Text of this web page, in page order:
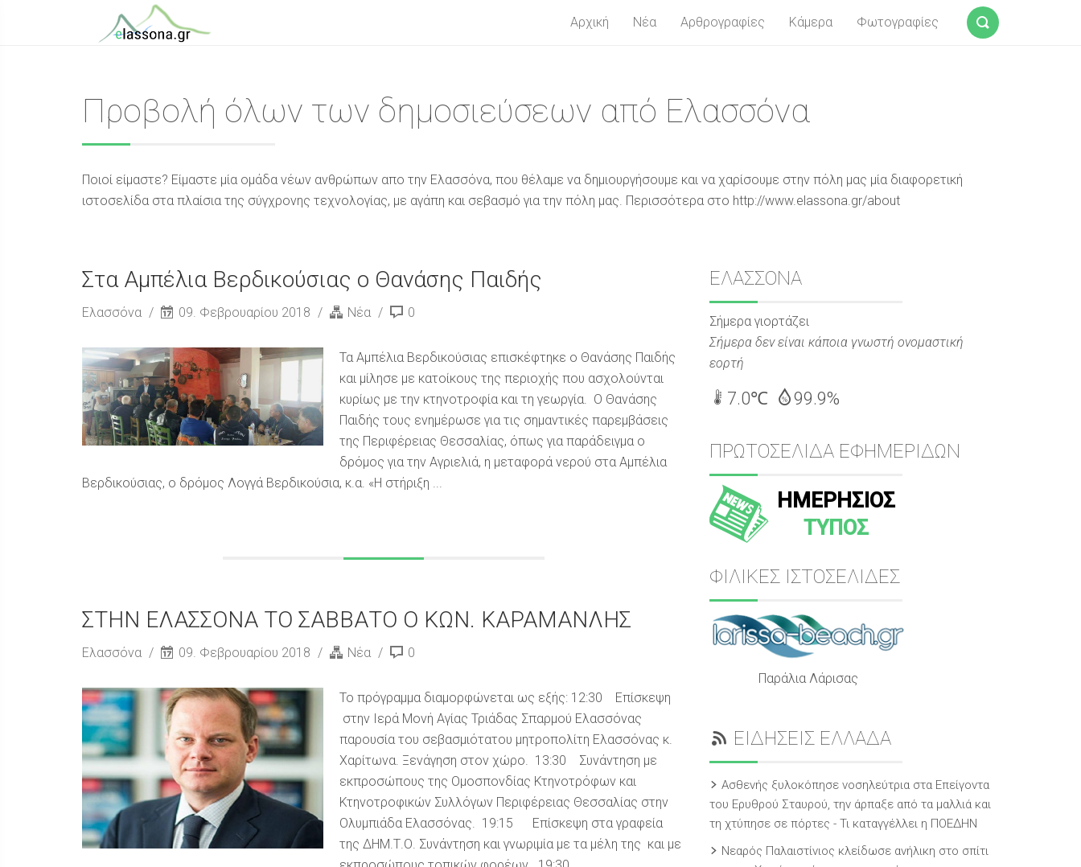
Αρχική Νέα Αρθρογραφίες Κάμερα Φωτογραφίες
Προβολή όλων των δημοσιεύσεων από Ελασσόνα
Ποιοί είμαστε? Είμαστε μία ομάδα νέων ανθρώπων απο την Ελασσόνα, που θέλαμε να δημιουργήσουμε και να χαρίσουμε στην πόλη μας μία διαφορετική
ιστοσελίδα στα πλαίσια της σύγχρονης τεχνολογίας, με αγάπη και σεβασμό για την πόλη μας. Περισσότερα στο http://www.elassona.gr/about
Στα Αμπέλια Βερδικούσιας ο Θανάσης Παιδής
Ελασσόνα 09. Φεβρουαρίου 2018 Νέα 0
Τα Αμπέλια Βερδικούσιας επισκέφτηκε ο Θανάσης Παιδής
και μίλησε με κατοίκους της περιοχής που ασχολούνται
κυρίως με την κτηνοτροφία και τη γεωργία. Ο Θανάσης
Παιδής τους ενημέρωσε για τις σημαντικές παρεμβάσεις
της Περιφέρειας Θεσσαλίας, όπως για παράδειγμα ο
δρόμος για την Αγριελιά, η μεταφορά νερού στα Αμπέλια
Βερδικούσιας, ο δρόμος Λογγά Βερδικούσια, κ.α. «Η στήριξη ...
ΣΤΗΝ ΕΛΑΣΣΟΝΑ ΤΟ ΣΑΒΒΑΤΟ Ο ΚΩΝ. ΚΑΡΑΜΑΝΛΗΣ
Ελασσόνα 09. Φεβρουαρίου 2018 Νέα 0
Το πρόγραμμα διαμορφώνεται ως εξής: 12:30 Επίσκεψη
στην Ιερά Μονή Αγίας Τριάδας Σπαρμού Ελασσόνας
παρουσία του σεβασμιότατου μητροπολίτη Ελασσόνας κ.
Χαρίτωνα. Ξενάγηση στον χώρο. 13:30 Συνάντηση με
εκπροσώπους της Ομοσπονδίας Κτηνοτρόφων και
Κτηνοτροφικών Συλλόγων Περιφέρειας Θεσσαλίας στην
Ολυμπιάδα Ελασσόνας. 19:15 Επίσκεψη στα γραφεία
της ΔΗΜ.Τ.Ο. Συνάντηση και γνωριμία με τα μέλη της και με
Sidebar
ΕΛΑΣΣΟΝΑ
Σήμερα γιορτάζει
Σήμερα δεν είναι κάποια γνωστή ονομαστική
εορτή
7.0℃ 99.9%
ΠΡΩΤΟΣΕΛΙΔΑ ΕΦΗΜΕΡΙΔΩΝ
ΗΜΕΡΗΣΙΟΣ
ΤΥΠΟΣ
ΦΙΛΙΚΕΣ ΙΣΤΟΣΕΛΙΔΕΣ
Παράλια Λάρισας
ΕΙΔΗΣΕΙΣ ΕΛΛΑΔΑ
Ασθενής ξυλοκόπησε νοσηλεύτρια στα Επείγοντα
του Ερυθρού Σταυρού, την άρπαξε από τα μαλλιά και
τη χτύπησε σε πόρτες - Τι καταγγέλλει η ΠΟΕΔΗΝ
Νεαρός Παλαιστίνιος κλείδωσε ανήλικη στο σπίτι